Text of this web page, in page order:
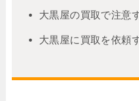
大黒屋の買取で注意
大黒屋に買取を依頼